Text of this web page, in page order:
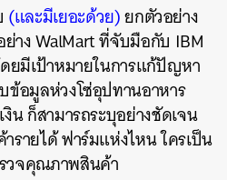
(และมีเยอะด้วย)ยกตัวอย่าง
าง WalMart ที่จับมือกับ IBM
ยมีเป้าหมายในการแก้ปัญหา
ข้อมูลห่วงโซ่อุปทานอาหาร
งิน ก็สามารถระบุอย่างชัดเจน
รายได้ ฟาร์มแห่งไหน ใครเป็น
วจคุณภาพสินค้า